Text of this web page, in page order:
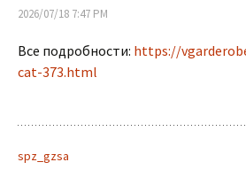
2026/07/18 7:47 PM
Все подробности: https://
cat-373.html
spz_gzsa